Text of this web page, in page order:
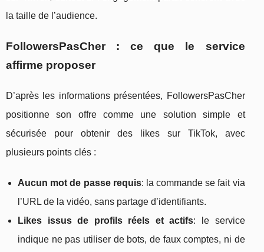
la taille de l’audience.
FollowersPasCher : ce que le service
affirme proposer
D’après les informations présentées, FollowersPasCher
positionne son offre comme une solution simple et
sécurisée pour obtenir des likes sur TikTok, avec
plusieurs points clés :
Aucun mot de passe requis: la commande se fait via
l’URL de la vidéo, sans partage d’identifiants.
Likes issus de profils réels et actifs: le service
indique ne pas utiliser de bots, de faux comptes, ni de